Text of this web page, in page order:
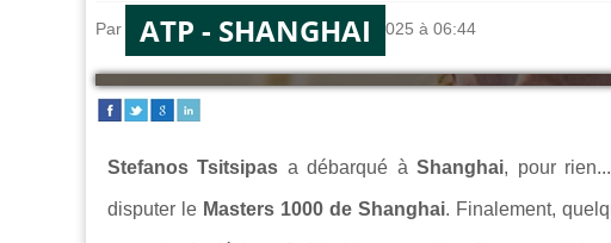
Par Alexandre HERCHEUXle 06/10/2025 à 06:44
ATP - SHANGHAI
Stefanos Tsitsipas a débarqué àShanghai, pour
disputer le Masters 1000 de Shanghai. Finalement,